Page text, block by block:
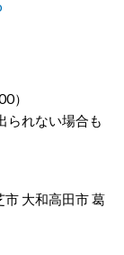
）
られない場合も
市 大和高田市 葛